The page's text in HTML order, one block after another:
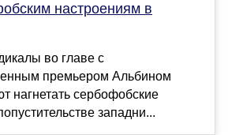
настроениям в
во главе с
премьером Альбином
нагнетать сербофобские
западни...